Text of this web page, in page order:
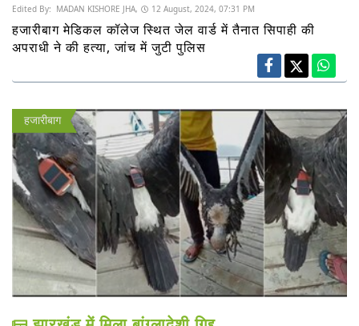
Edited By: MADAN KISHORE JHA, 12 August, 2024, 07:31 PM
हजारीबाग मेडिकल कॉलेज स्थित जेल वार्ड में तैनात सिपाही की
अपराधी ने की हत्या, जांच में जुटी पुलिस
हजारीबाग